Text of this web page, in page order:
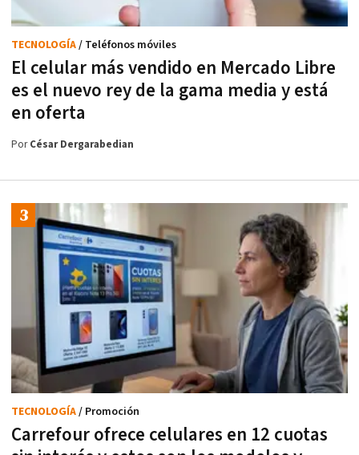
El celular más vendido en Mercado Libre
es el nuevo rey de la gama media y está
en oferta
TECNOLOGÍA/ Teléfonos móviles
PorCésar Dergarabedian
Carrefour ofrece celulares en 12 cuotas
TECNOLOGÍA/ Promoción